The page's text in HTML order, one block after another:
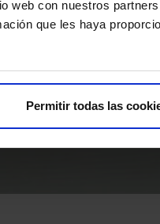
web con nuestros
que les haya
Permitir todas las